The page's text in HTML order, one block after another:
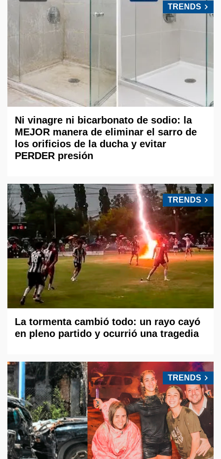
TRENDS
Ni vinagre ni bicarbonato de sodio: la
MEJOR manera de eliminar el sarro de
los orificios de la ducha y evitar
PERDER presión
TRENDS
La tormenta cambió todo: un rayo cayó
en pleno partido y ocurrió una tragedia
TRENDS